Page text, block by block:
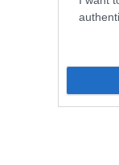
de la
a la
acercan la
por la
Es una